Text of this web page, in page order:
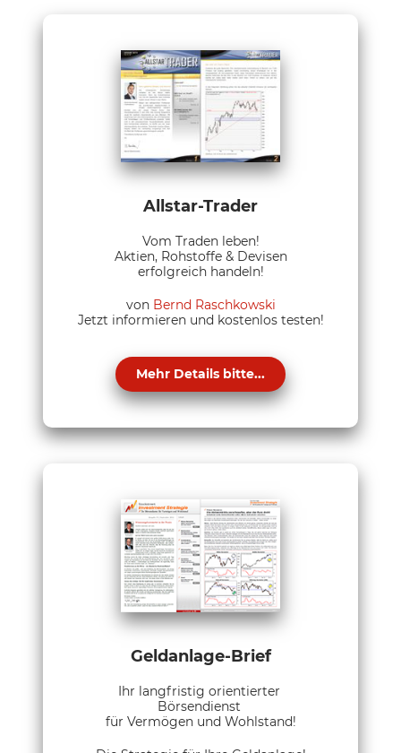
Allstar-Trader
Vom Traden leben!
Aktien, Rohstoffe & Devisen
erfolgreich handeln!
von Bernd Raschkowski
Jetzt informieren und kostenlos testen!
Mehr Details bitte...
Geldanlage-Brief
Ihr langfristig orientierter
Börsendienst
für Vermögen und Wohlstand!